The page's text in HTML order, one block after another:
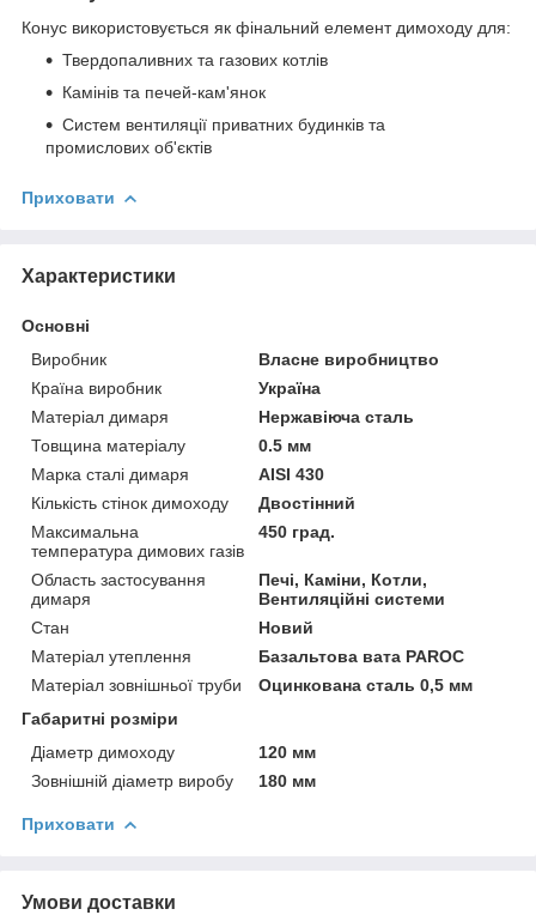
Конус використовується як фінальний елемент димоходу для:
Твердопаливних та газових котлів
Камінів та печей-кам'янок
Систем вентиляції приватних будинків та
промислових об'єктів
Приховати
Характеристики
Основні
Виробник
Власне виробництво
Країна виробник
Україна
Матеріал димаря
Нержавіюча сталь
Товщина матеріалу
0.5 мм
Марка сталі димаря
AISI 430
Кількість стінок димоходу
Двостінний
Максимальна
температура димових газів
450 град.
Область застосування
димаря
Печі, Каміни, Котли,
Вентиляційні системи
Стан
Новий
Матеріал утеплення
Базальтова вата PAROC
Матеріал зовнішньої труби
Оцинкована сталь 0,5 мм
Габаритні розміри
Діаметр димоходу
120 мм
Зовнішній діаметр виробу
180 мм
Приховати
Умови доставки